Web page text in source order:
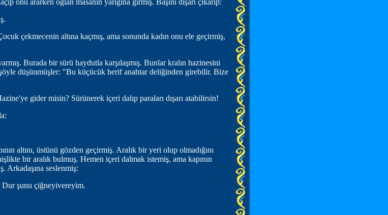
onu ararken oğlan masanın yarığına girmiş. Başını dışarı çıkarıp:
çekmecenin altına kaçmış, ama sonunda kadın onu ele geçirmiş,
Burada bir sürü haydutla karşılaşmış. Bunlar kralın hazinesini
düşünmüşler: "Bu küçücük herif anahtar deliğinden girebilir. Bize
gider misin? Sürünerek içeri dalıp paraları dışarı atabilirsin!
altını, üstünü gözden geçirmiş. Aralık bir yeri olup olmadığını
bir aralık bulmuş. Hemen içeri dalmak istemiş, ama kapının
Arkadaşına seslenmiş:
şunu çiğneyivereyim.